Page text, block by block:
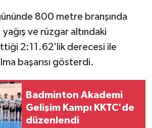
800 metre branşında
ve rüzgar altındaki
2:11.62'lik derecesi ile
başarısı gösterdi.
Badminton Akademi
Gelişim Kampı KKTC'de
düzenlendi